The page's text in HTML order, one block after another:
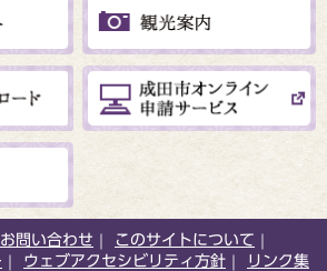
お問い合わせ
このサイトについて
ウェブアクセシビリティ方針 リンク集